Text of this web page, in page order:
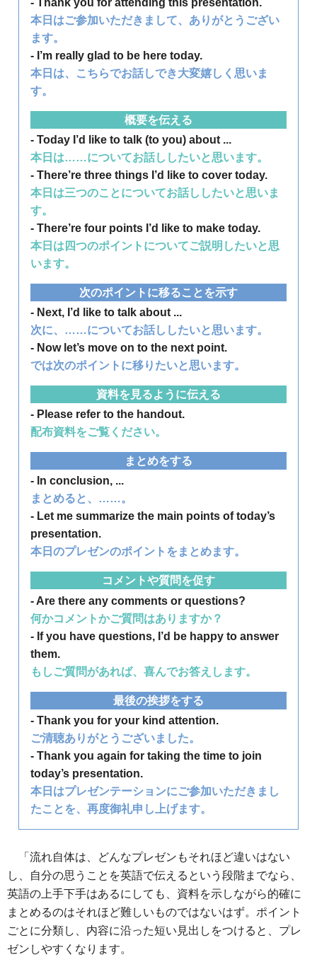
本日はご参加いただきまして、ありがとうござい
ます。
- I’m really glad to be here today.
本日は、こちらでお話しでき大変嬉しく思いま
す。
概要を伝える
- Today I’d like to talk (to you) about ...
本日は……についてお話ししたいと思います。
- There’re three things I’d like to cover today.
本日は三つのことについてお話ししたいと思いま
す。
- There’re four points I’d like to make today.
本日は四つのポイントについてご説明したいと思
います。
次のポイントに移ることを示す
- Next, I’d like to talk about ...
次に、……についてお話ししたいと思います。
- Now let’s move on to the next point.
では次のポイントに移りたいと思います。
資料を見るように伝える
- Please refer to the handout.
配布資料をご覧ください。
まとめをする
- In conclusion, ...
まとめると、……。
- Let me summarize the main points of today’s
presentation.
本日のプレゼンのポイントをまとめます。
コメントや質問を促す
- Are there any comments or questions?
何かコメントかご質問はありますか？
- If you have questions, I’d be happy to answer
them.
もしご質問があれば、喜んでお答えします。
最後の挨拶をする
- Thank you for your kind attention.
ご清聴ありがとうございました。
- Thank you again for taking the time to join
today’s presentation.
本日はプレゼンテーションにご参加いただきまし
たことを、再度御礼申し上げます。
「流れ自体は、どんなプレゼンもそれほど違いはない
し、自分の思うことを英語で伝えるという段階までなら、
英語の上手下手はあるにしても、資料を示しながら的確に
まとめるのはそれほど難しいものではないはず。ポイント
ごとに分類し、内容に沿った短い見出しをつけると、プレ
ゼンしやすくなります。